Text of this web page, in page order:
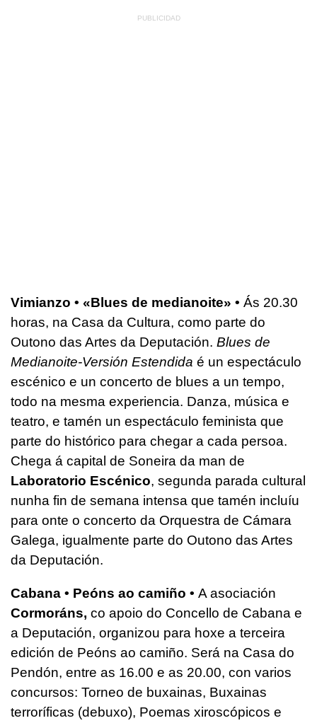
Vimianzo • «Blues de medianoite» • Ás 20.30
horas, na Casa da Cultura, como parte do
Outono das Artes da Deputación. Blues de
Medianoite-Versión Estendida é un espectáculo
escénico e un concerto de blues a un tempo,
todo na mesma experiencia. Danza, música e
teatro, e tamén un espectáculo feminista que
parte do histórico para chegar a cada persoa.
Chega á capital de Soneira da man de
Laboratorio Escénico, segunda parada cultural
nunha fin de semana intensa que tamén incluíu
para onte o concerto da Orquestra de Cámara
Galega, igualmente parte do Outono das Artes
da Deputación.
Cabana • Peóns ao camiño • A asociación
Cormoráns, co apoio do Concello de Cabana e
a Deputación, organizou para hoxe a terceira
edición de Peóns ao camiño. Será na Casa do
Pendón, entre as 16.00 e as 20.00, con varios
concursos: Torneo de buxainas, Buxainas
terroríficas (debuxo), Poemas xiroscópicos e